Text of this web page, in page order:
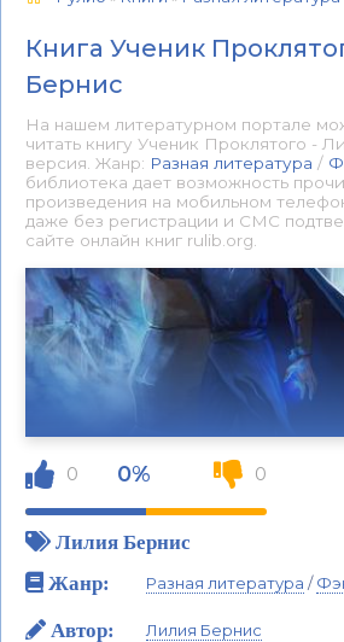
Книга Ученик
Бернис
На нашем литературном портале
читать книгу Ученик Проклятого -
версия. Жанр: Разная литература /
библиотека дает возможность
произведения на мобильном
даже без регистрации и СМС
сайте онлайн книг rulib.org.
0 0% 0
Лилия Бернис
Жанр:
Разная литература /
Автор: Лилия Бернис